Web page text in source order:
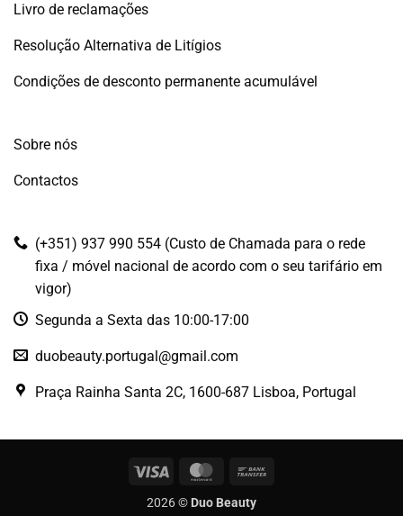
Livro de reclamações
Resolução Alternativa de Litígios
Condições de desconto permanente acumulável
Sobre nós
Contactos
(+351) 937 990 554 (Custo de Chamada para o rede
fixa / móvel nacional de acordo com o seu tarifário em
vigor)
Segunda a Sexta das 10:00-17:00
duobeauty.portugal@gmail.com
Praça Rainha Santa 2C, 1600-687 Lisboa, Portugal
Visa MasterCard
2026 © Duo Beauty